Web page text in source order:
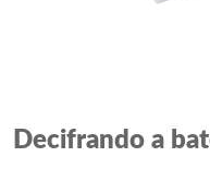
Decifrando a